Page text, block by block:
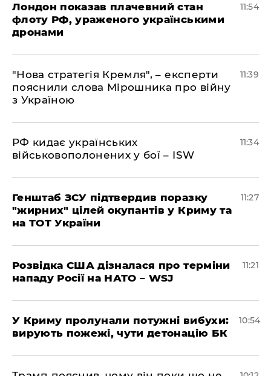
Лондон показав плачевний стан
флоту РФ, ураженого українськими
дронами
11:54
"Нова стратегія Кремля", – експерти
пояснили слова Мірошника про війну
з Україною
11:39
РФ кидає українських
військовополонених у бої – ISW
11:34
Генштаб ЗСУ підтвердив поразку
"жирних" цілей окупантів у Криму та
на ТОТ України
11:27
Розвідка США дізналася про терміни
нападу Росії на НАТО – WSJ
11:21
У Криму пролунали потужні вибухи:
вирують пожежі, чути детонацію БК
10:54